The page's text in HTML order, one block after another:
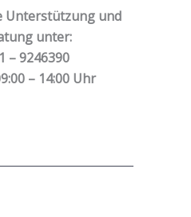
Unterstützung und
unter:
– 9246390
– 14:00 Uhr